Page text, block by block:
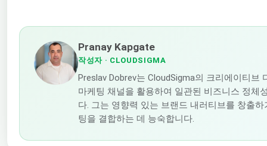
Pranay Kapgate
작성자· CLOUDSIGMA
Preslav Dobrev는 CloudSigma의 크리에이티브
마케팅 채널을 활용하여 일관된 비즈니스 정체
다. 그는 영향력 있는 브랜드 내러티브를 창출
팅을 결합하는 데 능숙합니다.